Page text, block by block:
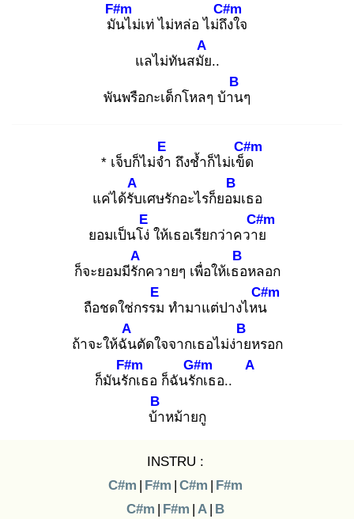
มัน
F#m
ไม่เท่ ไม่หล่อ ไม่ถึง
C#m
ใจ
แลไม่ทันสมัย
A
..
พันพรือกะเด็กโหลๆ บ้าน
B
ๆ
* เจ็บก็ไม่จำ
E
ถึงช้ำก็ไม่เข็ด
C#m
แค่ได้รับ
A
เศษรักอะไรก็ยอม
B
เธอ
ยอมเป็นโง่
E
ให้เธอเรียกว่าควาย
C#m
ก็จะยอมมีรัก
A
ควายๆ เพื่อให้เธอ
B
หลอก
ถือชดใช่กรรม
E
ทำมาแต่ปางไหน
C#m
ถ้าจะให้ฉัน
A
ตัดใจจากเธอไม่ง่าย
B
หรอก
ก็มันรัก
F#m
เธอ ก็ฉันรัก
G#m
เธอ..
A
บ้า
B
หม้ายกู
INSTRU :
C#m | F#m | C#m | F#m
C#m | F#m | A | B